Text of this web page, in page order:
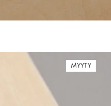
MYYTY